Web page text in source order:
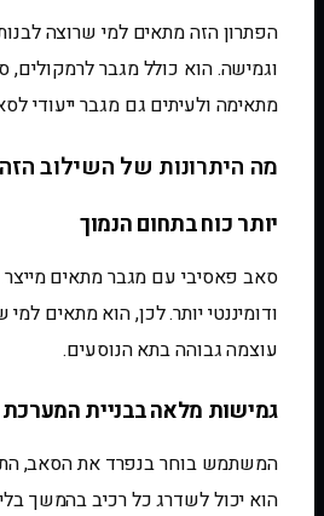
הפתרון הזה מתאים למי שרוצה
וגמישה. הוא כולל מגבר לרמקולים,
מתאימה ולעיתים גם מגבר ייעודי
מה היתרונות של השילוב
יותר כוח בתחום הנמוך
סאב פאסיבי עם מגבר מתאים
ודומיננטי יותר. לכן, הוא מתאים
עוצמה גבוהה בתא הנוסעים.
גמישות מלאה בבניית המערכת
המשתמש בוחר בנפרד את הסאב,
הוא יכול לשדרג כל רכיב בהמשך